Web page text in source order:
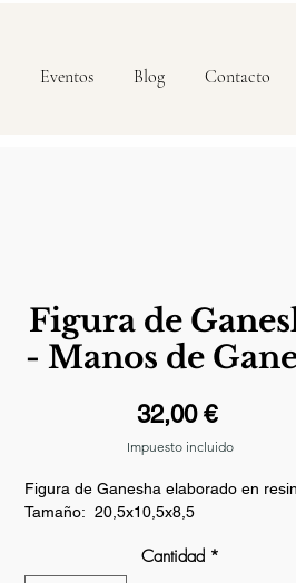
Eventos Blog Contacto
Figura de
- Manos de
32,00 €Precio
Impuesto incluido
Figura de Ganesha elaborado en
Tamaño: 20,5x10,5x8,5
Cantidad *